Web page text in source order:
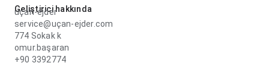
Geliştirici hakkında
uçan-ejder
service@uçan-ejder.com
774 Sokak k
omur.başaran
+90 3392774